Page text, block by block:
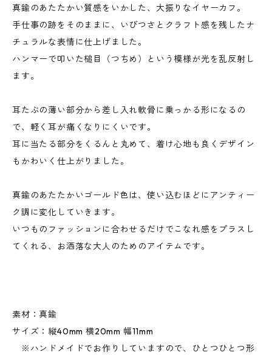
真鍮のあたたかい質感をいかした、大振りなイヤーカフ。
手仕事の跡をそのままに、いびつさとクラフト感を残したナ
チュラルな表情に仕上げました。
ハンマーで叩いた槌目（つちめ）という模様が光を乱反射し
ます。
耳たぶの薄い部分から差し入れ軟骨に乗っかる形になるの
で、軽く耳が痛くなりにくいです。
耳に当たる部分をくるんと丸めて、着け心地も良くデザイン
もかわいく仕上がりました。
真鍮のあたたかいゴールド色は、使い込むほどにアンティー
ク調に変化していきます。
いつものファッションに合わせるだけでこなれ感をプラスし
てくれる、お洒落な大人のためのアイテムです。
素材：真鍮
サイズ：縦40mm 横20mm 幅11mm
※ハンドメイドでお作りしていますので、ひとつひとつ形